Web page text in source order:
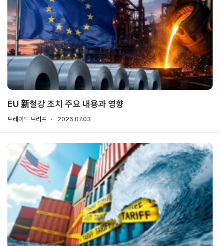
역대회장
연혁
조직
소개
사업
추진
과제
의사결정기구
정관
출자법인
무역센터
현황
윤리헌장
협회윤리강령
안전
보건
경영
경영방침
사회
공헌
활동
활동소개
CI규
채용절차
직원채용FAQ
EU 新철강 조치 주요 내용과 영향
트레이드 브리프 2026.07.03